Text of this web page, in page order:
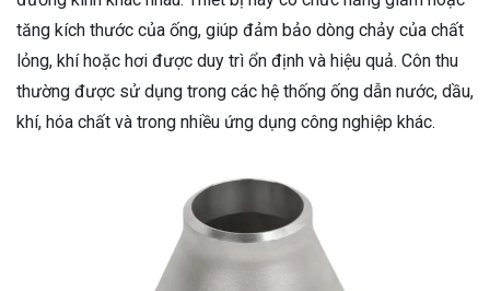
tăng kích thước của ống, giúp đảm bảo dòng chảy của chất
lỏng, khí hoặc hơi được duy trì ổn định và hiệu quả. Côn thu
thường được sử dụng trong các hệ thống ống dẫn nước, dầu,
khí, hóa chất và trong nhiều ứng dụng công nghiệp khác.